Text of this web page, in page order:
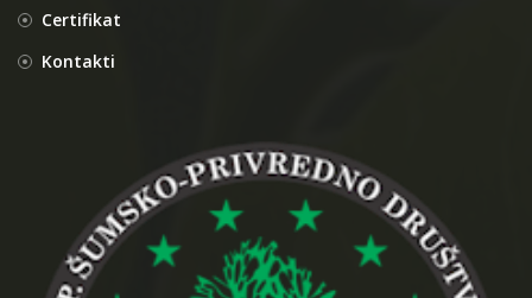
Certifikat
Kontakti